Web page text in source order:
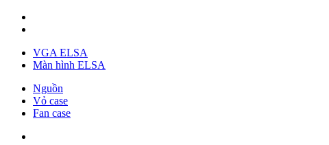
VGA ELSA
Màn hình ELSA
Nguồn
Vỏ case
Fan case